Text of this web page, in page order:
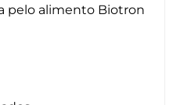
pelo alimento Biotron